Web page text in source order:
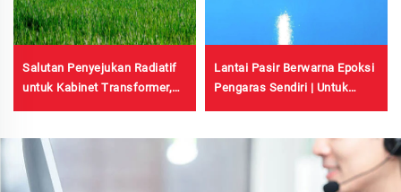
Salutan Penyejukan Radiatif
untuk Kabinet Transformer,
Bijirin, Tangki Simpanan
Minyak
Lantai Pasir Berwarna Epoksi
Pengaras Sendiri | Untuk